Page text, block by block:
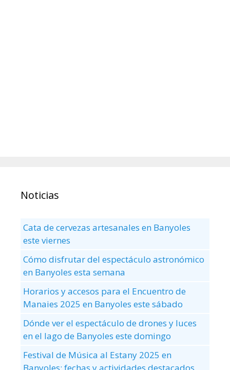
Noticias
Cata de cervezas artesanales en Banyoles
este viernes
Cómo disfrutar del espectáculo astronómico
en Banyoles esta semana
Horarios y accesos para el Encuentro de
Manaies 2025 en Banyoles este sábado
Dónde ver el espectáculo de drones y luces
en el lago de Banyoles este domingo
Festival de Música al Estany 2025 en
Banyoles: fechas y actividades destacados